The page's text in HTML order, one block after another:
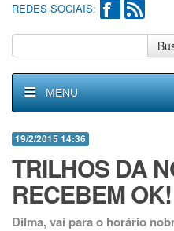
REDES SOCIAIS:
MENU
19/2/2015 14:36
TRILHOS DA
RECEBEM OK!
Dilma, vai para o horário